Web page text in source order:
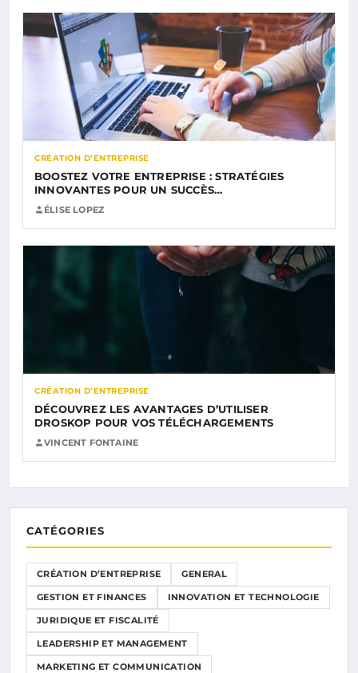
CRÉATION D’ENTREPRISE
BOOSTEZ VOTRE ENTREPRISE : STRATÉGIES
INNOVANTES POUR UN SUCCÈS…
ÉLISE LOPEZ
CRÉATION D’ENTREPRISE
DÉCOUVREZ LES AVANTAGES D’UTILISER
DROSKOP POUR VOS TÉLÉCHARGEMENTS
VINCENT FONTAINE
CATÉGORIES
CRÉATION D’ENTREPRISE GENERAL
GESTION ET FINANCES INNOVATION ET TECHNOLOGIE
JURIDIQUE ET FISCALITÉ
LEADERSHIP ET MANAGEMENT
MARKETING ET COMMUNICATION